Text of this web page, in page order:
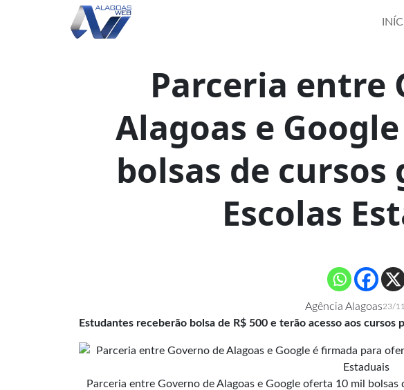
Parceria entre
Alagoas e
bolsas de
Escolas
Agência Alagoas23/
Estudantes receberão bolsa de R$ 500 e terão acesso aos
Parceria entre Governo de Alagoas e Google oferta 10 mil bolsas